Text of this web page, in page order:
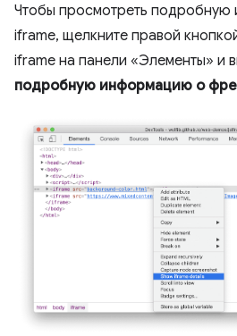
Чтобы просмотреть
iframe, щелкните правой
iframe на панели «Элементы» и
подробную информацию о